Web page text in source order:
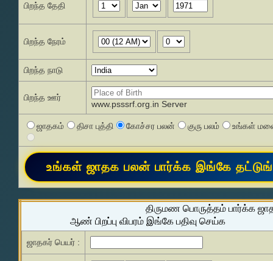
பிறந்த தேதி
பிறந்த நேரம்
பிறந்த நாடு
பிறந்த ஊர்
www.psssrf.org.in Server
ஜாதகம் திசா புத்தி கோச்சர பலன் குரு பலம் உங்கள்
திருமண பொருத்தம் பார்க்க
ஆண் பிறப்பு விபரம் இங்கே பதிவு செய்க
ஜாதகர் பெயர் :